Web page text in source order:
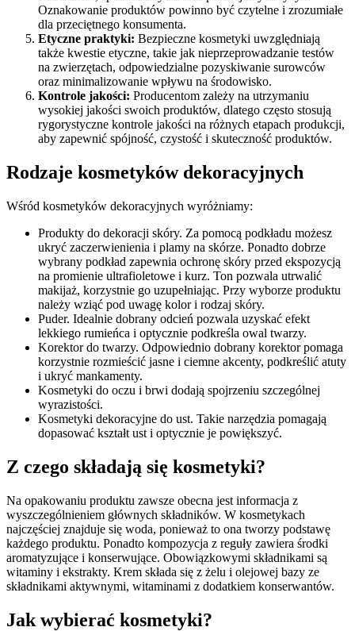
Oznakowanie produktów powinno być czytelne i zrozumiałe
dla przeciętnego konsumenta.
Etyczne praktyki: Bezpieczne kosmetyki uwzględniają
także kwestie etyczne, takie jak nieprzeprowadzanie testów
na zwierzętach, odpowiedzialne pozyskiwanie surowców
oraz minimalizowanie wpływu na środowisko.
Kontrole jakości: Producentom zależy na utrzymaniu
wysokiej jakości swoich produktów, dlatego często stosują
rygorystyczne kontrole jakości na różnych etapach produkcji,
aby zapewnić spójność, czystość i skuteczność produktów.
Rodzaje kosmetyków dekoracyjnych
Wśród kosmetyków dekoracyjnych wyróżniamy:
Produkty do dekoracji skóry. Za pomocą podkładu możesz
ukryć zaczerwienienia i plamy na skórze. Ponadto dobrze
wybrany podkład zapewnia ochronę skóry przed ekspozycją
na promienie ultrafioletowe i kurz. Ton pozwala utrwalić
makijaż, korzystnie go uzupełniając. Przy wyborze produktu
należy wziąć pod uwagę kolor i rodzaj skóry.
Puder. Idealnie dobrany odcień pozwala uzyskać efekt
lekkiego rumieńca i optycznie podkreśla owal twarzy.
Korektor do twarzy. Odpowiednio dobrany korektor pomaga
korzystnie rozmieścić jasne i ciemne akcenty, podkreślić atuty
i ukryć mankamenty.
Kosmetyki do oczu i brwi dodają spojrzeniu szczególnej
wyrazistości.
Kosmetyki dekoracyjne do ust. Takie narzędzia pomagają
dopasować kształt ust i optycznie je powiększyć.
Z czego składają się kosmetyki?
Na opakowaniu produktu zawsze obecna jest informacja z
wyszczególnieniem głównych składników. W kosmetykach
najczęściej znajduje się woda, ponieważ to ona tworzy podstawę
każdego produktu. Ponadto kompozycja z reguły zawiera środki
aromatyzujące i konserwujące. Obowiązkowymi składnikami są
witaminy i ekstrakty. Krem składa się z żelu i olejowej bazy ze
składnikami aktywnymi, witaminami z dodatkiem konserwantów.
Jak wybierać kosmetyki?